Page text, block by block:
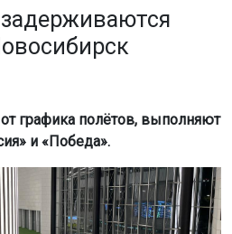
графика полётов, выполняют
и «Победа».